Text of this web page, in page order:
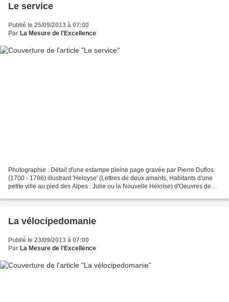
Le service
Publié le 25/09/2013 à 07:00
Par La Mesure de l'Excellence
Photographie : Détail d'une estampe pleine page gravée par Pierre Duflos
(1700 - 1786) illustrant 'Heloyse' (Lettres de deux amants, Habitants d'une
petite ville au pied des Alpes : Julie ou la Nouvelle Héloïse) d'Oeuvres de
La vélocipedomanie
Publié le 23/09/2013 à 07:00
Par La Mesure de l'Excellence